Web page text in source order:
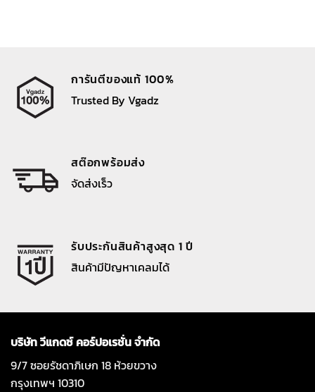
การันตีของแท้ 100%
Trusted By Vgadz
สต๊อกพร้อมส่ง
จัดส่งเร็ว
รับประกันสินค้าสูงสุด 1 ปี
สินค้ามีปัญหาเคลมได้
บริษัท วีแกดซ์ คอร์ปอเรชั่น จำกัด
9/7 ซอยรัชดาภิเษก 18 ห้วยขวาง
กรุงเทพฯ 10310